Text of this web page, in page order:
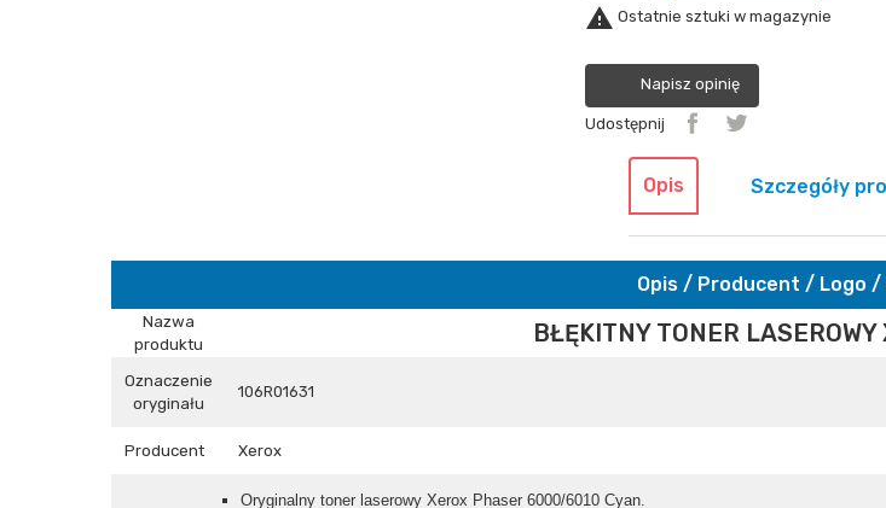
 Ostatnie sztuki w magazynie
Napisz opinię
Udostępnij
Opis Szczegóły
Opis / Producent / Logo /
Nazwa
produktu
BŁĘKITNY TONER
Oznaczenie
oryginału
106R01631
Producent Xerox
Oryginalny toner laserowy Xerox Phaser 6000/6010 Cyan.